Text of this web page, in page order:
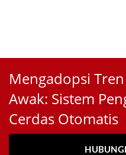
Mengadopsi
Awak: Sistem
Cerdas Otomatis